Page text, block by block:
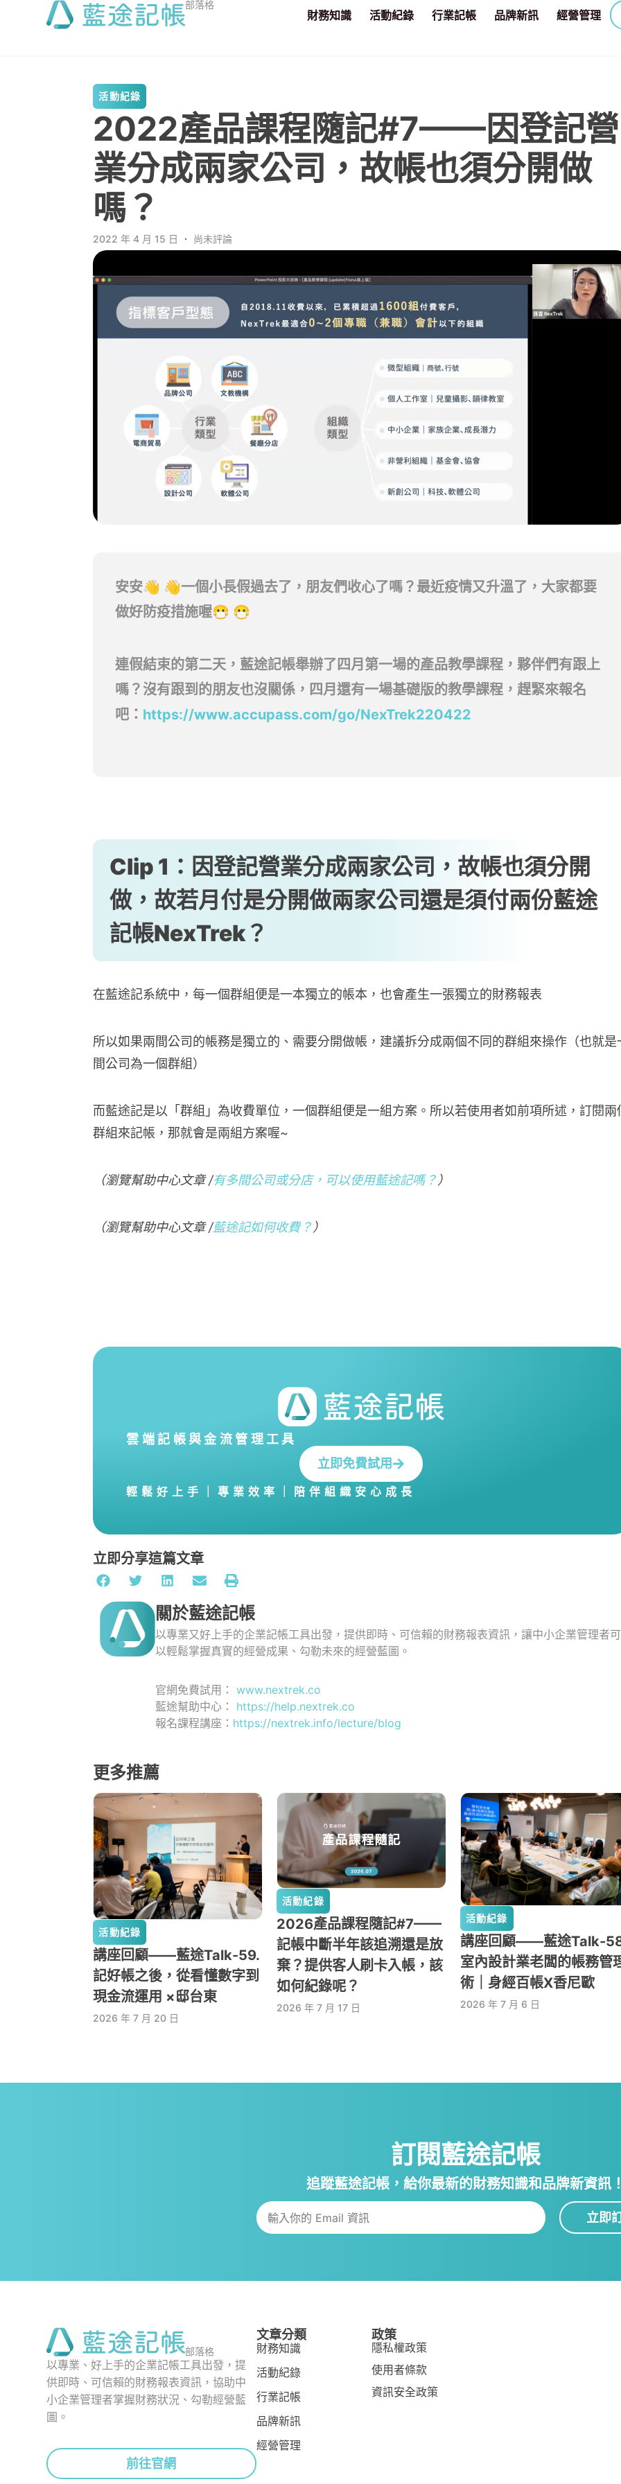
部落格
財務知識 活動紀錄 行業記帳 品牌新訊 經營管理
活動紀錄
2022產品課程隨記#7——因登記營
業分成兩家公司，故帳也須分開做
嗎？
2022 年 4 月 15 日 ． 尚未評論
安安👋 👋一個小長假過去了，朋友們收心了嗎？最近疫情又升溫了，大家都要
做好防疫措施喔😷 😷
連假結束的第二天，藍途記帳舉辦了四月第一場的產品教學課程，夥伴們有跟上
嗎？沒有跟到的朋友也沒關係，四月還有一場基礎版的教學課程，趕緊來報名
吧： https://www.accupass.com/go/NexTrek220422
Clip 1：因登記營業分成兩家公司，故帳也須分開
做，故若月付是分開做兩家公司還是須付兩份藍途
記帳NexTrek？
在藍途記系統中，每一個群組便是一本獨立的帳本，也會產生一張獨立的財務報表
所以如果兩間公司的帳務是獨立的、需要分開做帳，建議拆分成兩個不同的群組來操作（也就是
間公司為一個群組）
而藍途記是以「群組」為收費單位，一個群組便是一組方案。所以若使用者如前項所述，訂閱兩
群組來記帳，那就會是兩組方案喔~
（瀏覽幫助中心文章 /有多間公司或分店，可以使用藍途記嗎？ ）
（瀏覽幫助中心文章 /藍途記如何收費？ ）
雲端記帳與金流管理工具
立即免費試用
輕鬆好上手｜專業效率｜陪伴組織安心成長
立即分享這篇文章
關於藍途記帳
以專業又好上手的企業記帳工具出發，提供即時、可信賴的財務報表資訊，讓中小企業管理者可
以輕鬆掌握真實的經營成果、勾勒未來的經營藍圖。
官網免費試用：www.nextrek.co
藍途幫助中心： https://help.nextrek.co
報名課程講座： https://nextrek.info/lecture/blog
更多推薦
活動紀錄
講座回顧——藍途Talk-59.
記好帳之後，從看懂數字到
現金流運用 ×邸台東
2026 年 7 月 20 日
活動紀錄
2026產品課程隨記#7——
記帳中斷半年該追溯還是放
棄？提供客人刷卡入帳，該
如何紀錄呢？
2026 年 7 月 17 日
活動紀錄
講座回顧——藍途Talk-
室內設計業老闆的帳務管
術｜身經百帳X香尼歐
2026 年 7 月 6 日
訂閱藍途記帳
追蹤藍途記帳，給你最新的財務知識和品牌新資訊
立即
部落格
以專業、好上手的企業記帳工具出發，提
供即時、可信賴的財務報表資訊，協助中
小企業管理者掌握財務狀況、勾勒經營藍
圖。
前往官網
文章分類
財務知識
活動紀錄
行業記帳
品牌新訊
經營管理
政策
隱私權政策
使用者條款
資訊安全政策